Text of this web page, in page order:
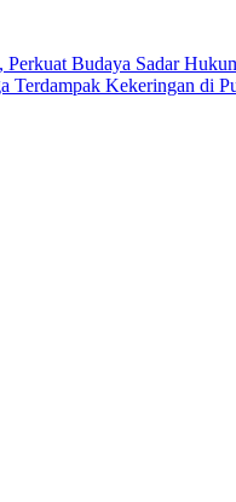
Budaya Sadar
Terdampak Kekeringan di